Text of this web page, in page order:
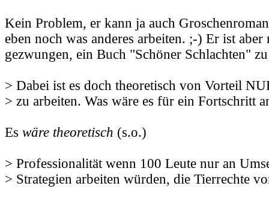
Kein Problem, er kann ja auch
eben noch was anderes arbeiten. ;-) Er ist
gezwungen, ein Buch "Schöner Schlachten"
> Dabei ist es doch theoretisch von Vorteil
> zu arbeiten. Was wäre es für ein Fortschritt
Es wäre theoretisch (s.o.)
> Professionalität wenn 100 Leute nur an
> Strategien arbeiten würden, die Tierrechte